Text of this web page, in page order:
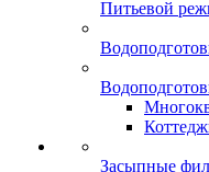
Питьевой
Засыпные